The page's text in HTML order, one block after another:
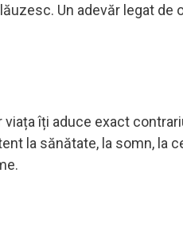
Un adevăr legat de
viața îți aduce exact
la sănătate, la somn, la